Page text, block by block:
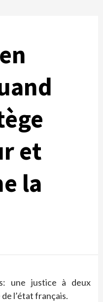
et
la
une justice à deux
l’état français.